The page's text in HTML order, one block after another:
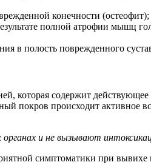
конечности (остеофит);
полной атрофии мышц
в полость поврежденного
которая содержит
покров происходит активное
и не вызывают
симптоматики при